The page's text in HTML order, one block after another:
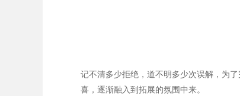
记不清多少拒绝，道不明多少次误解，为
喜，逐渐融入到拓展的氛围中来。